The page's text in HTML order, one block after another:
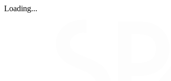
Loading...